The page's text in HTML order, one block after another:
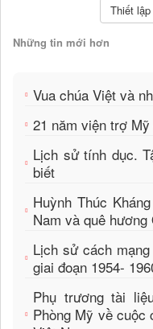
Những tin mới hơn
Vua chúa Việt và
21 năm viện trợ
Lịch sử tính dục.
biết
Huỳnh Thúc
Nam và quê hương
Lịch sử cách
giai đoạn 1954-
Phụ trương tài
Phòng Mỹ về cuộc